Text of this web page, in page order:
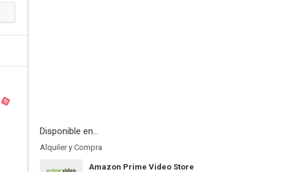
N
Disponible en...
Alquiler y Compra
Amazon Prime Video Store